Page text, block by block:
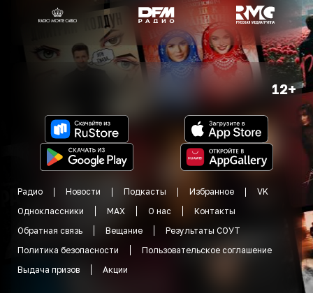
12+
Радио Новости Подкасты Избранное
VK
Одноклассники
MAX О нас
Контакты
Обратная связь
Вещание
Результаты СОУТ
Политика безопасности
Пользовательское соглашение
Выдача призов
Акции